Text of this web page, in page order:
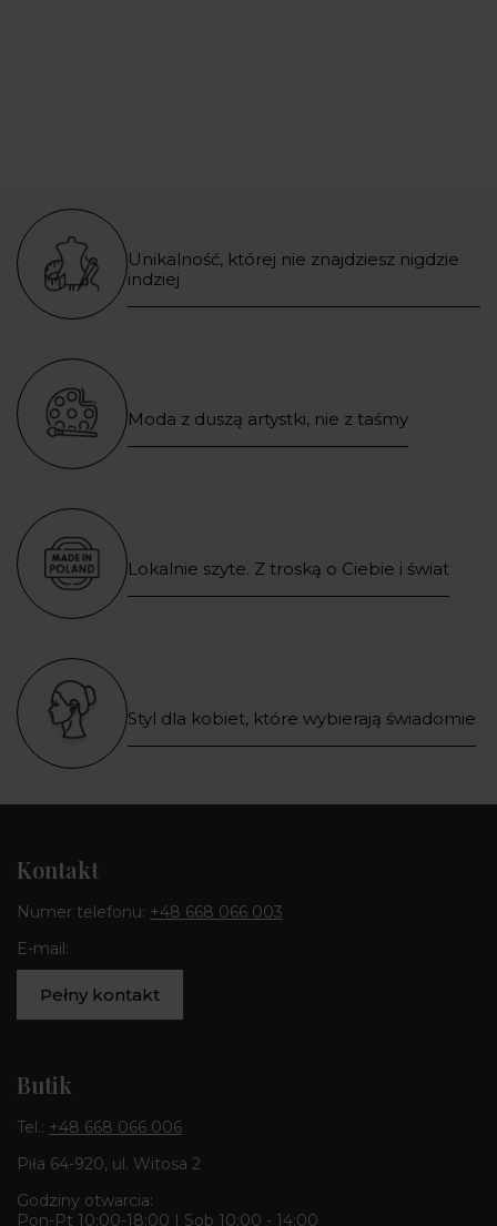
Unikalność, której nie znajdziesz nigdzie
indziej
Moda z duszą artystki, nie z taśmy
Lokalnie szyte. Z troską o Ciebie i świat
Styl dla kobiet, które wybierają świadomie
Kontakt
Numer telefonu: +48 668 066 003
E-mail:
Pełny kontakt
Butik
Tel.: +48 668 066 006
Piła 64-920, ul. Witosa 2
Godziny otwarcia:
Pon-Pt 10:00-18:00 | Sob 10:00 - 14:00